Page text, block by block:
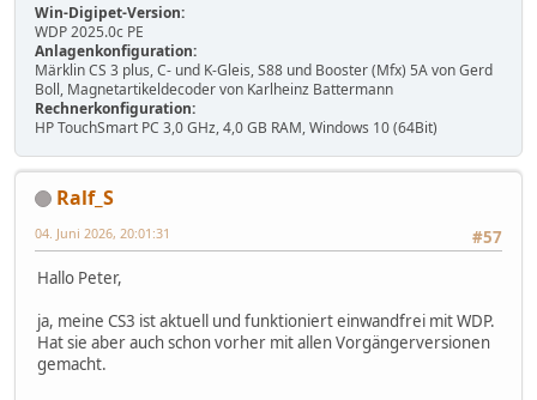
Win-Digipet-Version:
WDP 2025.0c PE
Anlagenkonfiguration:
Märklin CS 3 plus, C- und K-Gleis, S88 und Booster (Mfx) 5A von Gerd
Boll, Magnetartikeldecoder von Karlheinz Battermann
Rechnerkonfiguration:
HP TouchSmart PC 3,0 GHz, 4,0 GB RAM, Windows 10 (64Bit)
Ralf_S
#57
04. Juni 2026, 20:01:31
Hallo Peter,
ja, meine CS3 ist aktuell und funktioniert einwandfrei mit WDP.
Hat sie aber auch schon vorher mit allen Vorgängerversionen
gemacht.